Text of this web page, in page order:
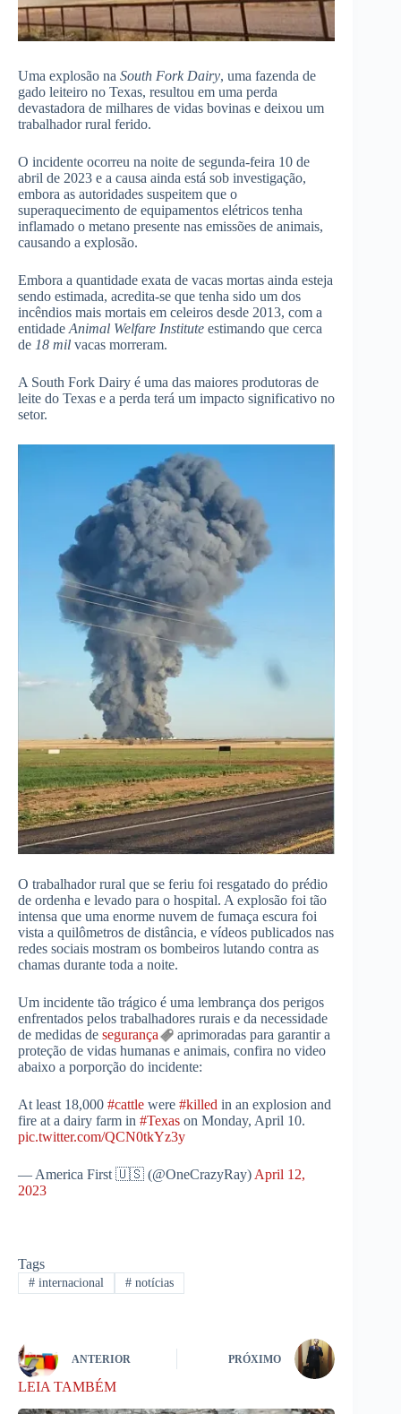
Uma explosão na South Fork Dairy, uma fazenda de
gado leiteiro no Texas, resultou em uma perda
devastadora de milhares de vidas bovinas e deixou um
trabalhador rural ferido.
O incidente ocorreu na noite de segunda-feira 10 de
abril de 2023 e a causa ainda está sob investigação,
embora as autoridades suspeitem que o
superaquecimento de equipamentos elétricos tenha
inflamado o metano presente nas emissões de animais,
causando a explosão.
Embora a quantidade exata de vacas mortas ainda esteja
sendo estimada, acredita-se que tenha sido um dos
incêndios mais mortais em celeiros desde 2013, com a
entidade Animal Welfare Institute estimando que cerca
de 18 mil vacas morreram.
A South Fork Dairy é uma das maiores produtoras de
leite do Texas e a perda terá um impacto significativo no
setor.
O trabalhador rural que se feriu foi resgatado do prédio
de ordenha e levado para o hospital. A explosão foi tão
intensa que uma enorme nuvem de fumaça escura foi
vista a quilômetros de distância, e vídeos publicados nas
redes sociais mostram os bombeiros lutando contra as
chamas durante toda a noite.
Um incidente tão trágico é uma lembrança dos perigos
enfrentados pelos trabalhadores rurais e da necessidade
de medidas de segurança
aprimoradas para garantir a
proteção de vidas humanas e animais, confira no video
abaixo a porporção do incidente:
At least 18,000 #cattle were #killed in an explosion and
fire at a dairy farm in #Texas on Monday, April 10.
pic.twitter.com/QCN0tkYz3y
— America First 🇺🇸 (@OneCrazyRay) April 12,
2023
Tags
#internacional #notícias
ANTERIOR PRÓXIMO
LEIA TAMBÉM